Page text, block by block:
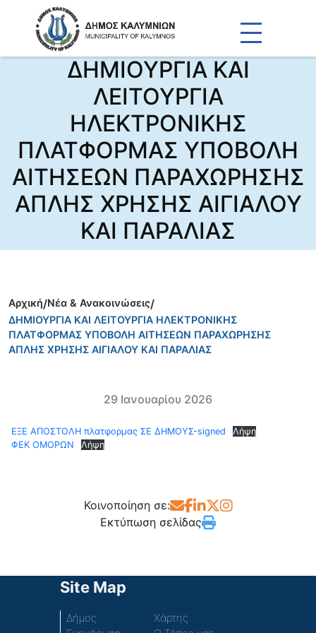
ΔΗΜΙΟΥΡΓΙΑ ΚΑΙ
ΛΕΙΤΟΥΡΓΙΑ
ΗΛΕΚΤΡΟΝΙΚΗΣ
ΠΛΑΤΦΟΡΜΑΣ ΥΠΟΒΟΛΗ
ΑΙΤΗΣΕΩΝ ΠΑΡΑΧΩΡΗΣΗΣ
ΑΠΛΗΣ ΧΡΗΣΗΣ ΑΙΓΙΑΛΟΥ
ΚΑΙ ΠΑΡΑΛΙΑΣ
Αρχική/Νέα & Ανακοινώσεις/
ΔΗΜΙΟΥΡΓΙΑ ΚΑΙ ΛΕΙΤΟΥΡΓΙΑ ΗΛΕΚΤΡΟΝΙΚΗΣ
ΠΛΑΤΦΟΡΜΑΣ ΥΠΟΒΟΛΗ ΑΙΤΗΣΕΩΝ ΠΑΡΑΧΩΡΗΣΗΣ
ΑΠΛΗΣ ΧΡΗΣΗΣ ΑΙΓΙΑΛΟΥ ΚΑΙ ΠΑΡΑΛΙΑΣ
29 Ιανουαρίου 2026
ΕΞΕ ΑΠΟΣΤΟΛΗ πλατφορμας ΣΕ ΔΗΜΟΥΣ-signed
Λήψη
ΦΕΚ ΟΜΟΡΩΝ
Λήψη
Κοινοποίηση σε:
Εκτύπωση σελίδας
Site Map
Δήμος
Χάρτης